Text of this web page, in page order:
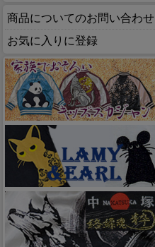
商品についてのお問い合わせ
お気に入りに登録